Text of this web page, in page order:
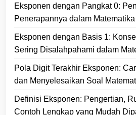
Eksponen dengan Pangkat 0:
Penerapannya dalam
Eksponen dengan Basis 1:
Sering Disalahpahami dalam
Pola Digit Terakhir Eksponen:
dan Menyelesaikan Soal
Definisi Eksponen: Pengertian,
Contoh Lengkap yang Mudah